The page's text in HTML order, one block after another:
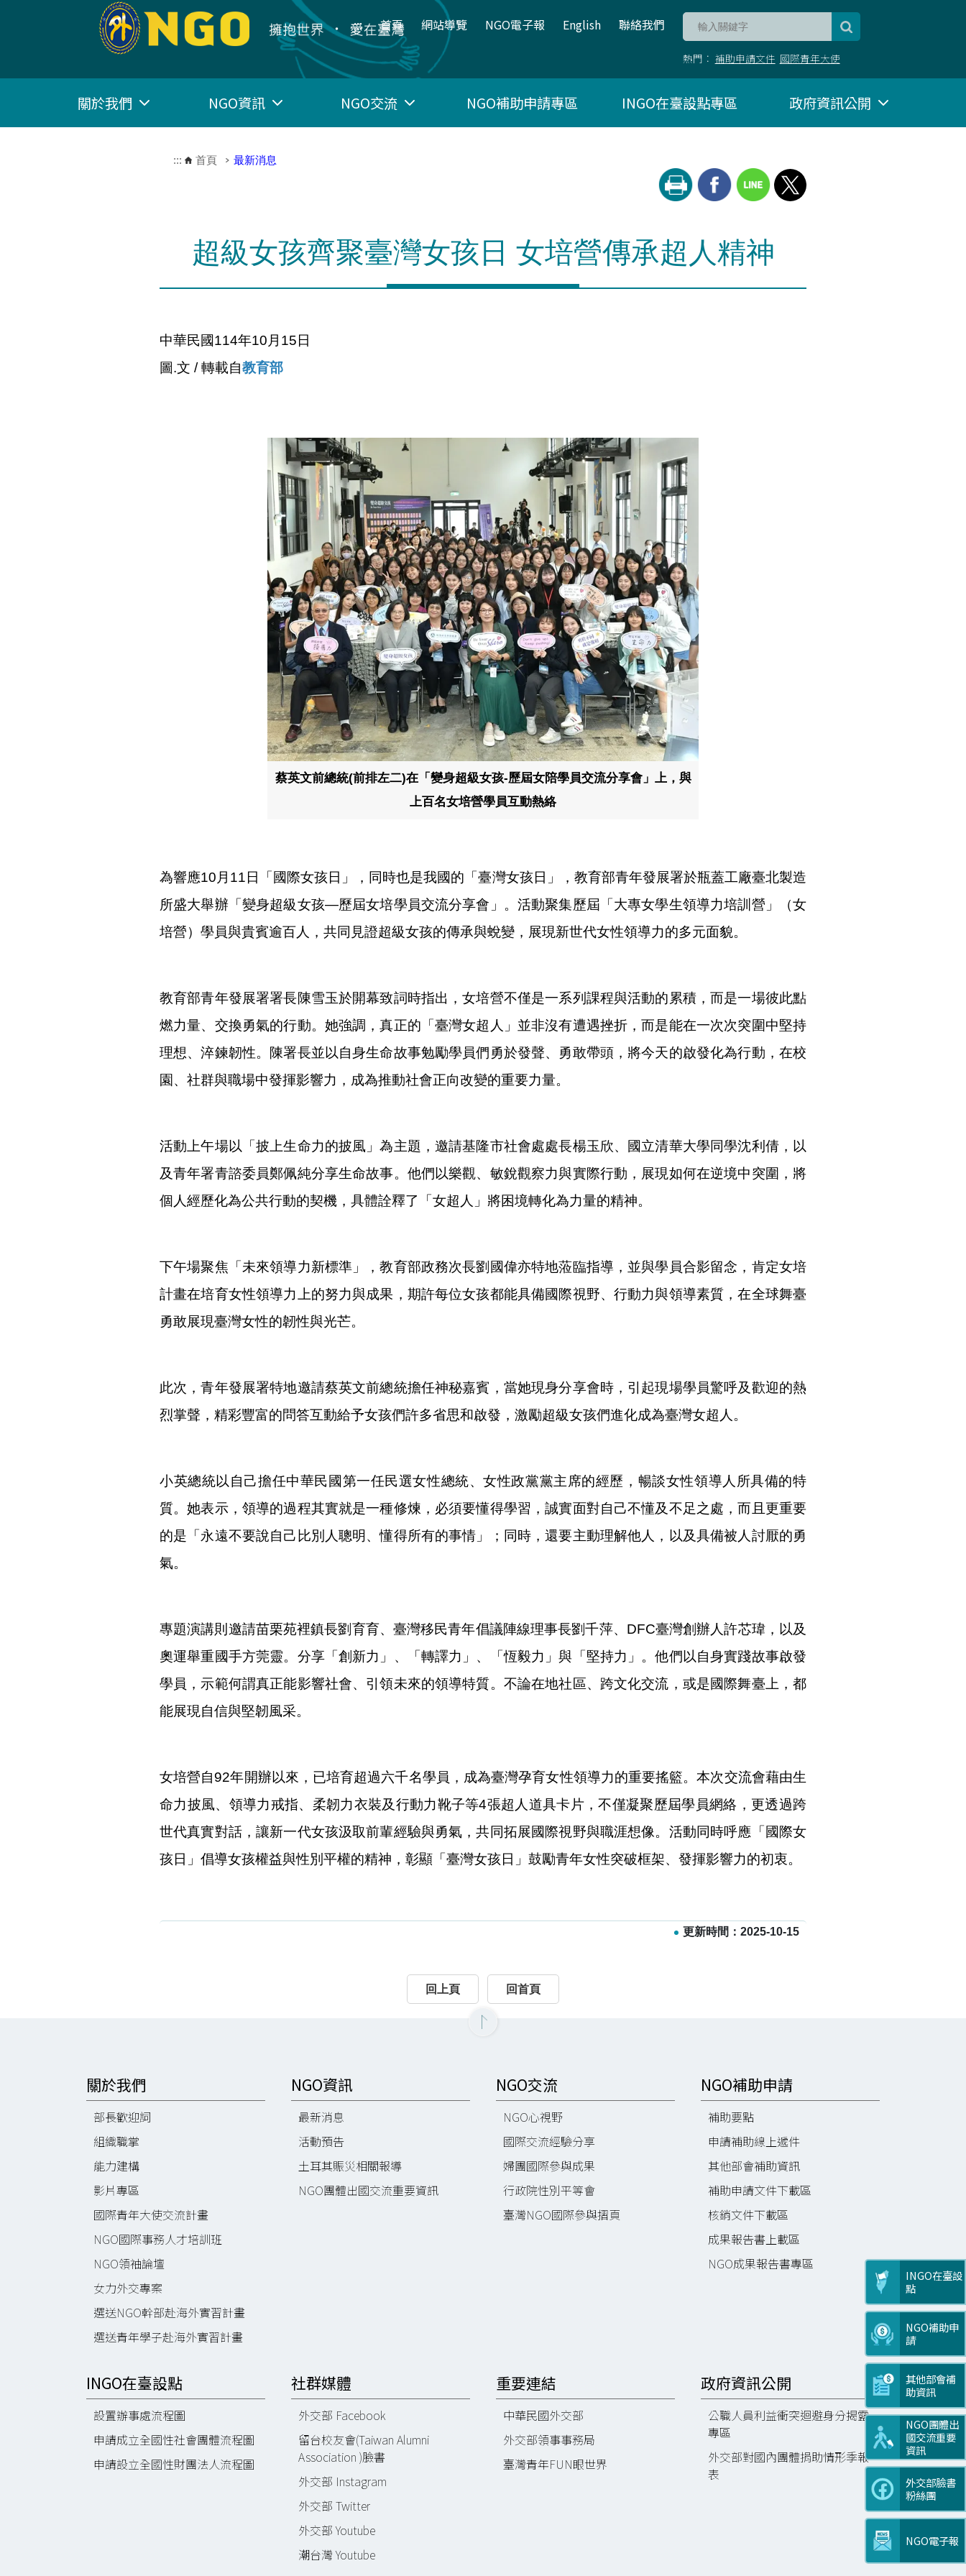
跳到主要內容區塊
::: 首頁 網站導覽 NGO電子報 English 聯絡我們
熱門： 補助申請文件 國際青年大使
關於我們 NGO資訊 NGO交流 NGO補助申請專區 INGO在臺設點專區 政府資訊公開
::: 首頁 最新消息
超級女孩齊聚臺灣女孩日 女培營傳承超人精神
中華民國114年10月15日
圖.文 / 轉載自教育部
蔡英文前總統(前排左二)在「變身超級女孩-歷屆女陪學員交流分享會」上，與
上百名女培營學員互動熱絡
為響應10月11日「國際女孩日」，同時也是我國的「臺灣女孩日」，教育部青年發展署於瓶蓋工廠臺北製造
所盛大舉辦「變身超級女孩—歷屆女培學員交流分享會」。活動聚集歷屆「大專女學生領導力培訓營」（女
培營）學員與貴賓逾百人，共同見證超級女孩的傳承與蛻變，展現新世代女性領導力的多元面貌。
教育部青年發展署署長陳雪玉於開幕致詞時指出，女培營不僅是一系列課程與活動的累積，而是一場彼此點
燃力量、交換勇氣的行動。她強調，真正的「臺灣女超人」並非沒有遭遇挫折，而是能在一次次突圍中堅持
理想、淬鍊韌性。陳署長並以自身生命故事勉勵學員們勇於發聲、勇敢帶頭，將今天的啟發化為行動，在校
園、社群與職場中發揮影響力，成為推動社會正向改變的重要力量。
活動上午場以「披上生命力的披風」為主題，邀請基隆市社會處處長楊玉欣、國立清華大學同學沈利倩，以
及青年署青諮委員鄭佩純分享生命故事。他們以樂觀、敏銳觀察力與實際行動，展現如何在逆境中突圍，將
個人經歷化為公共行動的契機，具體詮釋了「女超人」將困境轉化為力量的精神。
下午場聚焦「未來領導力新標準」，教育部政務次長劉國偉亦特地蒞臨指導，並與學員合影留念，肯定女培
計畫在培育女性領導力上的努力與成果，期許每位女孩都能具備國際視野、行動力與領導素質，在全球舞臺
勇敢展現臺灣女性的韌性與光芒。
此次，青年發展署特地邀請蔡英文前總統擔任神秘嘉賓，當她現身分享會時，引起現場學員驚呼及歡迎的熱
烈掌聲，精彩豐富的問答互動給予女孩們許多省思和啟發，激勵超級女孩們進化成為臺灣女超人。
小英總統以自己擔任中華民國第一任民選女性總統、女性政黨黨主席的經歷，暢談女性領導人所具備的特
質。她表示，領導的過程其實就是一種修煉，必須要懂得學習，誠實面對自己不懂及不足之處，而且更重要
的是「永遠不要說自己比別人聰明、懂得所有的事情」；同時，還要主動理解他人，以及具備被人討厭的勇
氣。
專題演講則邀請苗栗苑裡鎮長劉育育、臺灣移民青年倡議陣線理事長劉千萍、DFC臺灣創辦人許芯瑋，以及
奧運舉重國手方莞靈。分享「創新力」、「轉譯力」、「恆毅力」與「堅持力」。他們以自身實踐故事啟發
學員，示範何謂真正能影響社會、引領未來的領導特質。不論在地社區、跨文化交流，或是國際舞臺上，都
能展現自信與堅韌風采。
女培營自92年開辦以來，已培育超過六千名學員，成為臺灣孕育女性領導力的重要搖籃。本次交流會藉由生
命力披風、領導力戒指、柔韌力衣裝及行動力靴子等4張超人道具卡片，不僅凝聚歷屆學員網絡，更透過跨
世代真實對話，讓新一代女孩汲取前輩經驗與勇氣，共同拓展國際視野與職涯想像。活動同時呼應「國際女
孩日」倡導女孩權益與性別平權的精神，彰顯「臺灣女孩日」鼓勵青年女性突破框架、發揮影響力的初衷。
更新時間：2025-10-15
回上頁 回首頁
INGO在臺設
點
NGO補助申
請
其他部會補
助資訊
NGO團體出
國交流重要
資訊
外交部臉書
粉絲團
NGO電子報
關於我們
部長歡迎詞
組織職掌
能力建構
影片專區
國際青年大使交流計畫
NGO國際事務人才培訓班
NGO領袖論壇
女力外交專案
選送NGO幹部赴海外實習計畫
選送青年學子赴海外實習計畫
NGO資訊
最新消息
活動預告
土耳其賑災相關報導
NGO團體出國交流重要資訊
NGO交流
NGO心視野
國際交流經驗分享
婦團國際參與成果
行政院性別平等會
臺灣NGO國際參與摺頁
NGO補助申請
補助要點
申請補助線上遞件
其他部會補助資訊
補助申請文件下載區
核銷文件下載區
成果報告書上載區
NGO成果報告書專區
INGO在臺設點
設置辦事處流程圖
申請成立全國性社會團體流程圖
申請設立全國性財團法人流程圖
社群媒體
外交部 Facebook
留台校友會(Taiwan Alumni
Association )臉書
外交部 Instagram
外交部 Twitter
外交部 Youtube
潮台灣 Youtube
重要連結
中華民國外交部
外交部領事事務局
臺灣青年FUN眼世界
政府資訊公開
公職人員利益衝突迴避身分揭露
專區
外交部對國內團體捐助情形季報
表